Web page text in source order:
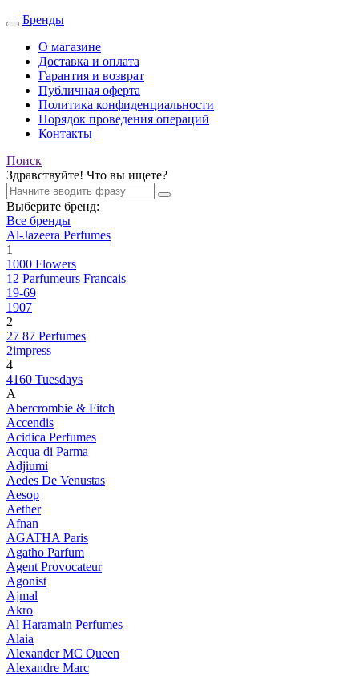
Бренды
О магазине
Доставка и оплата
Гарантия и возврат
Публичная оферта
Политика конфиденциальности
Порядок проведения операций
Контакты
Поиск
Здравствуйте! Что вы ищете?
Выберите бренд:
Все бренды
Al-Jazeera Perfumes
1
1000 Flowers
12 Parfumeurs Francais
19-69
1907
2
27 87 Perfumes
2impress
4
4160 Tuesdays
A
Abercrombie & Fitch
Accendis
Acidica Perfumes
Acqua di Parma
Adjiumi
Aedes De Venustas
Aesop
Aether
Afnan
AGATHA Paris
Agatho Parfum
Agent Provocateur
Agonist
Ajmal
Akro
Al Haramain Perfumes
Alaia
Alexander MC Queen
Alexandre Marc